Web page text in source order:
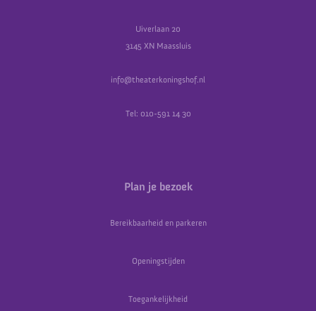
Uiverlaan 20
3145 XN Maassluis
info@theaterkoningshof.nl
Tel: 010-591 14 30
Plan je bezoek
Bereikbaarheid en parkeren
Openingstijden
Toegankelijkheid